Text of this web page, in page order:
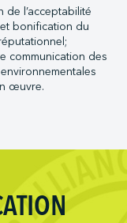
de Bécancour
de l’acceptabilité
bonification du
communication des
œuvre.